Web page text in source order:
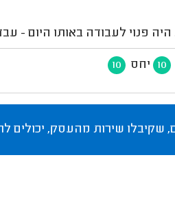
פנוי לעבודה באותו היום -
10 יחס 10
שקיבלו שירות מהעסק, יכולים